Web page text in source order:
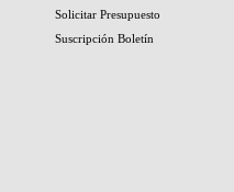
Solicitar Presupuesto
Suscripción Boletín